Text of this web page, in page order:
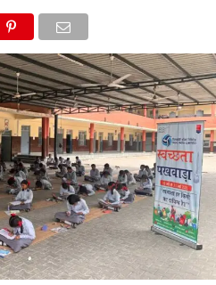
नगरचंपावतचमोलीटिहरी गढ़वाल
बागेश्वररुद्रप्रयागहरिद्वारदेशदुनिया